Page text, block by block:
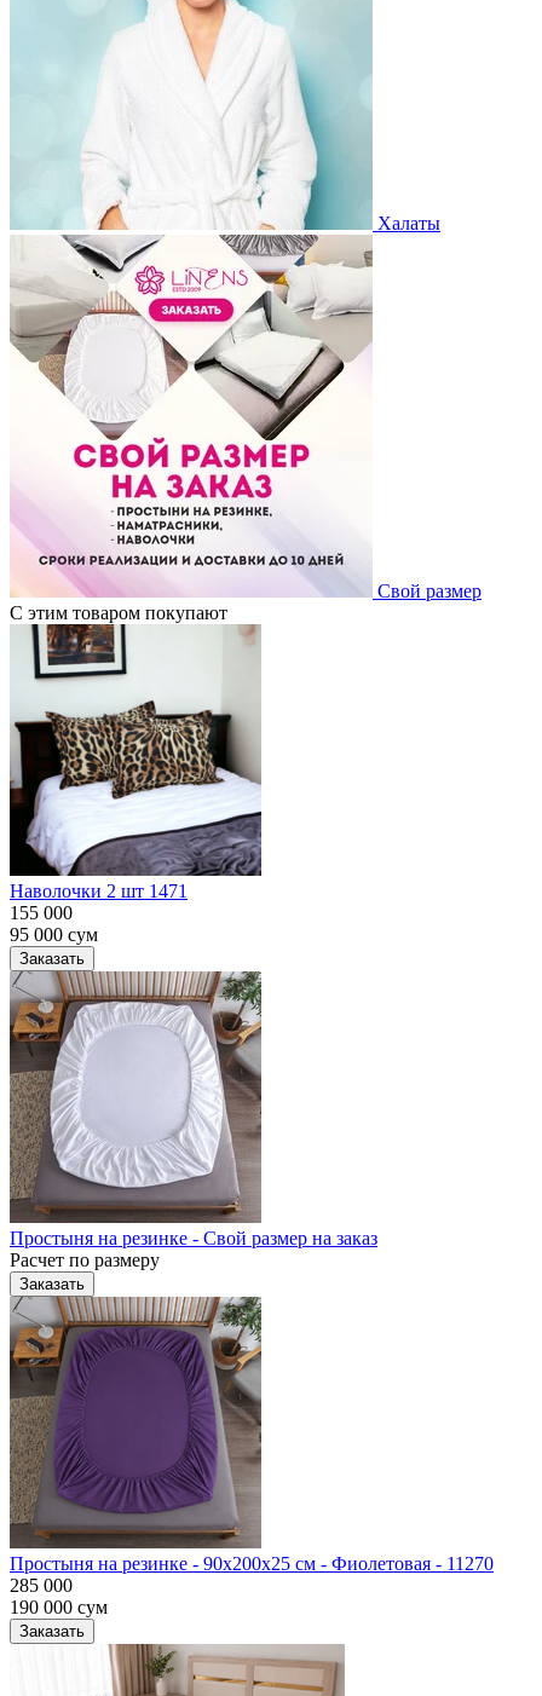
Халаты
Свой размер
С этим товаром покупают
Наволочки 2 шт 1471
155 000
95 000 сум
Заказать
Простыня на резинке - Свой размер на заказ
Расчет по размеру
Заказать
Простыня на резинке - 90x200x25 cм - Фиолетовая - 11270
285 000
190 000 сум
Заказать